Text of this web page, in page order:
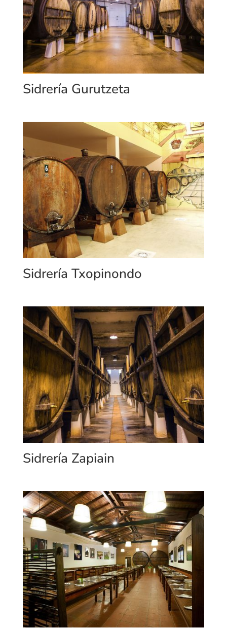
Sidrería Gurutzeta
Sidrería Txopinondo
Sidrería Zapiain